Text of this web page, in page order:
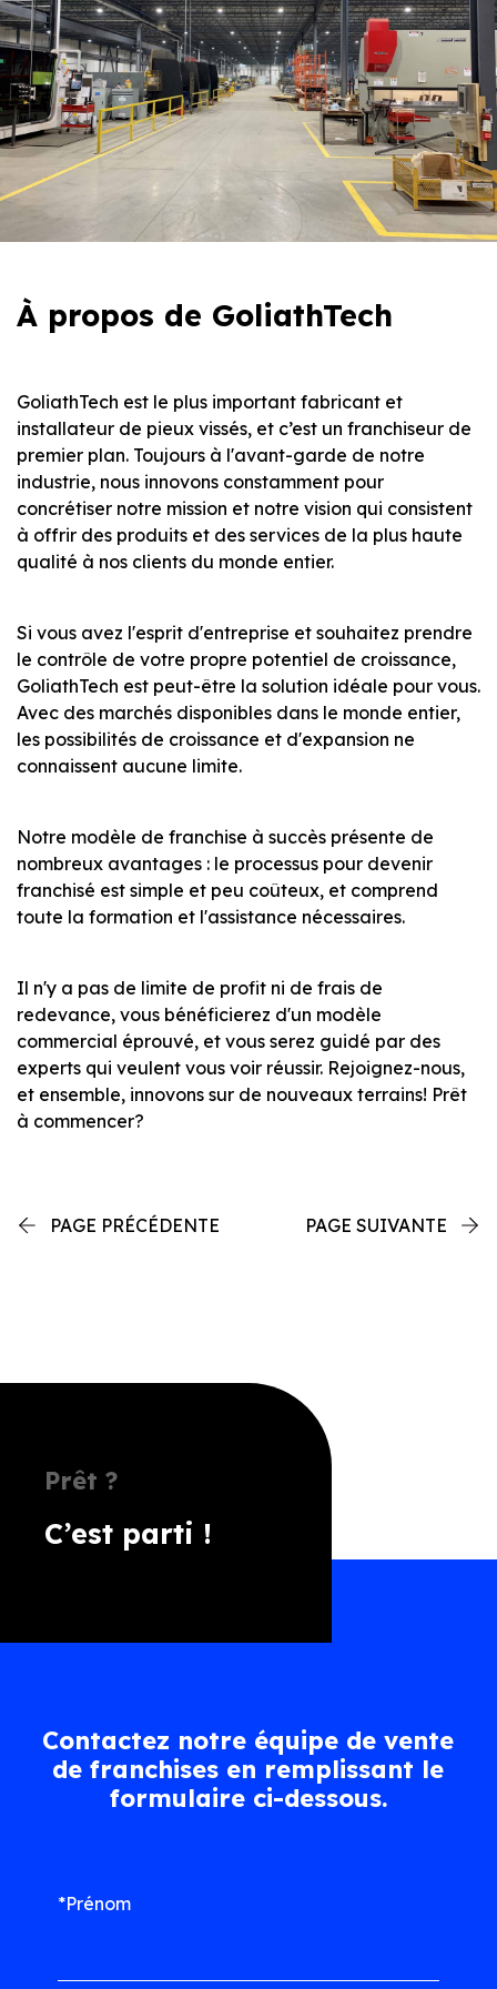
À propos de GoliathTech
GoliathTech est le plus important fabricant et
installateur de pieux vissés, et c’est un franchiseur de
premier plan. Toujours à l'avant-garde de notre
industrie, nous innovons constamment pour
concrétiser notre mission et notre vision qui consistent
à offrir des produits et des services de la plus haute
qualité à nos clients du monde entier.
Si vous avez l'esprit d'entreprise et souhaitez prendre
le contrôle de votre propre potentiel de croissance,
GoliathTech est peut-être la solution idéale pour vous.
Avec des marchés disponibles dans le monde entier,
les possibilités de croissance et d'expansion ne
connaissent aucune limite.
Notre modèle de franchise à succès présente de
nombreux avantages : le processus pour devenir
franchisé est simple et peu coûteux, et comprend
toute la formation et l'assistance nécessaires.
Il n'y a pas de limite de profit ni de frais de
redevance, vous bénéficierez d'un modèle
commercial éprouvé, et vous serez guidé par des
experts qui veulent vous voir réussir. Rejoignez-nous,
et ensemble, innovons sur de nouveaux terrains! Prêt
à commencer?
PAGE PRÉCÉDENTE PAGE SUIVANTE
Prêt ?
C’est parti !
Contactez notre équipe de vente
de franchises en remplissant le
formulaire ci-dessous.
*Prénom